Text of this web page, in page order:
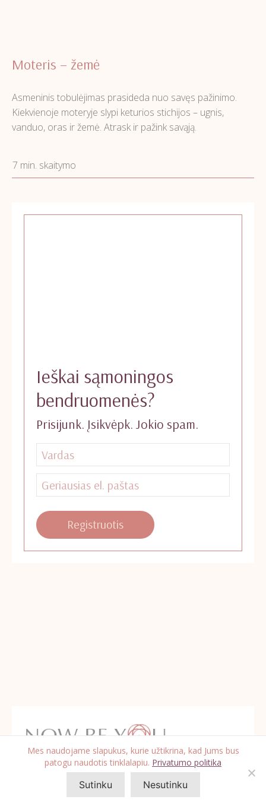
Moteris – žemė
Asmeninis tobulėjimas prasideda nuo savęs pažinimo.
Kiekvienoje moteryje slypi keturios stichijos – ugnis,
vanduo, oras ir žemė. Atrask ir pažink savąją.
7 min. skaitymo
Ieškai sąmoningos
bendruomenės?
Prisijunk. Įsikvėpk. Jokio spam.
Registruotis
Transformaciniai sąmoningumo mokymai
Mes naudojame slapukus, kurie užtikrina, kad Jums bus
patogu naudotis tinklalapiu. Privatumo politika
Sutinku Nesutinku